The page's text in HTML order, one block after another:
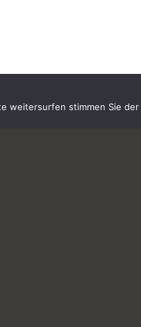
weitersurfen stimmen Sie der